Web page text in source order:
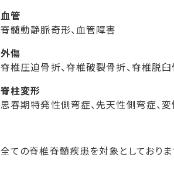
血管
脊髄動静脈奇形、血管障害
外傷
脊椎圧迫骨折、脊椎破裂骨折、脊椎脱
脊柱変形
思春期特発性側弯症、先天性側弯症、
全ての脊椎脊髄疾患を対象としておりま